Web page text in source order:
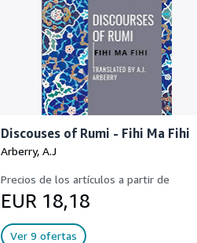
Discouses of Rumi - Fihi Ma Fihi
Arberry, A.J
Precios de los artículos a partir de
EUR 18,18
Ver 9 ofertas